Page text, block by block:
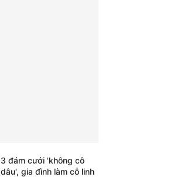
3 đám cưới 'không cô
dâu', gia đình làm cỗ linh